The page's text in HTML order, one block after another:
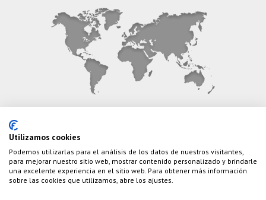
Teléfono: (+34) 626 495 499
E-Mail: info@cazaylibros.com
Utilizamos cookies
Podemos utilizarlas para el análisis de los datos de nuestros visitantes,
para mejorar nuestro sitio web, mostrar contenido personalizado y brindarle
una excelente experiencia en el sitio web. Para obtener más información
sobre las cookies que utilizamos, abre los ajustes.